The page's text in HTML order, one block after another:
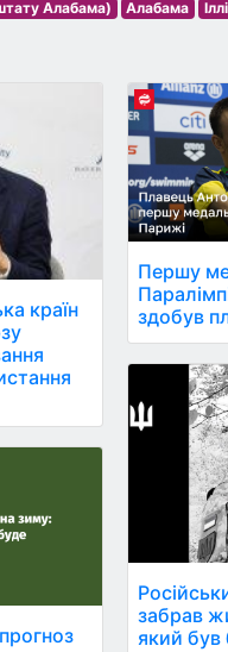
Алабама)
Алабама
країн
Першу
здобув
забрав
який був